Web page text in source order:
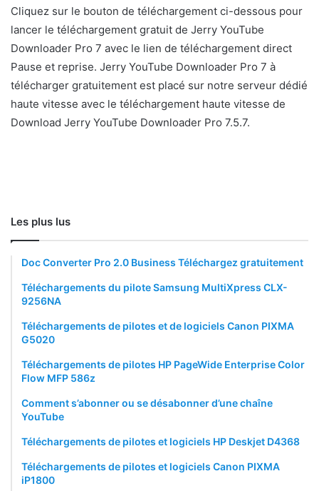
Cliquez sur le bouton de téléchargement ci-dessous pour
lancer le téléchargement gratuit de Jerry YouTube
Downloader Pro 7 avec le lien de téléchargement direct
Pause et reprise. Jerry YouTube Downloader Pro 7 à
télécharger gratuitement est placé sur notre serveur dédié
haute vitesse avec le téléchargement haute vitesse de
Download Jerry YouTube Downloader Pro 7.5.7.
Les plus lus
Doc Converter Pro 2.0 Business Téléchargez gratuitement
Téléchargements du pilote Samsung MultiXpress CLX-
9256NA
Téléchargements de pilotes et de logiciels Canon PIXMA
G5020
Téléchargements de pilotes HP PageWide Enterprise Color
Flow MFP 586z
Comment s’abonner ou se désabonner d’une chaîne
YouTube
Téléchargements de pilotes et logiciels HP Deskjet D4368
Téléchargements de pilotes et logiciels Canon PIXMA
iP1800